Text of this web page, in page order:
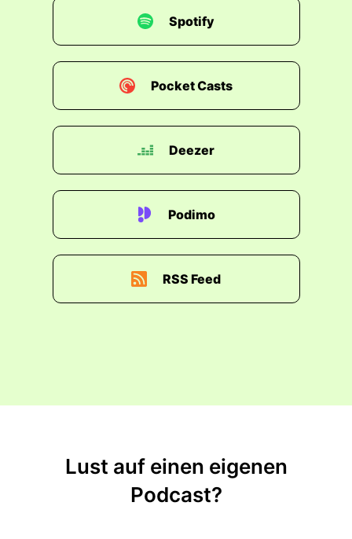
Spotify
Pocket Casts
Deezer
Podimo
RSS Feed
Lust auf einen eigenen
Podcast?